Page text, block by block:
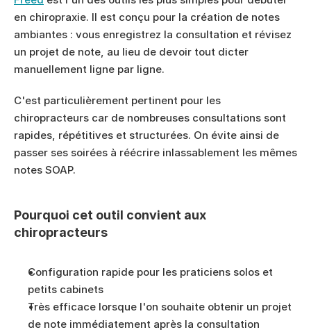
en chiropraxie. Il est conçu pour la création de notes
ambiantes : vous enregistrez la consultation et révisez
un projet de note, au lieu de devoir tout dicter
manuellement ligne par ligne.
C'est particulièrement pertinent pour les
chiropracteurs car de nombreuses consultations sont
rapides, répétitives et structurées. On évite ainsi de
passer ses soirées à réécrire inlassablement les mêmes
notes SOAP.
Pourquoi cet outil convient aux
chiropracteurs
Configuration rapide pour les praticiens solos et
petits cabinets
Très efficace lorsque l'on souhaite obtenir un projet
de note immédiatement après la consultation